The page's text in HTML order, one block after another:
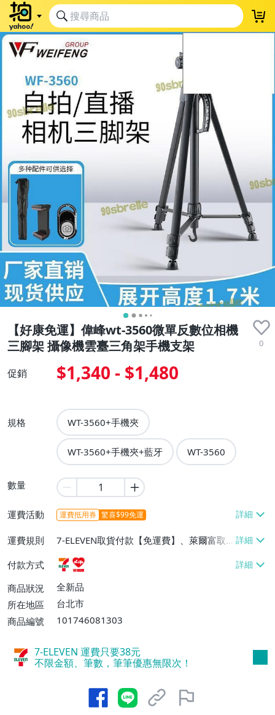
【好康免運】偉峰wt-3560微單反數位相機
三腳架 攝像機雲臺三角架手機支架
0
促銷 $1,340 - $1,480
規格 WT-3560+手機夾
WT-3560+手機夾+藍牙 WT-3560
數量
運費活動 運費抵用券 驚喜$99免運
運費規則
7-ELEVEN取貨付款【免運費】、萊爾富取
貨付款【免運費】
付款方式
商品狀況
全新品
所在地區
台北市
商品編號
101746081303
7-ELEVEN 運費只要38元
不限金額、筆數，筆筆優惠無限次！